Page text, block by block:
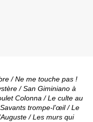
/ Ne me touche pas !
/ San Giminiano à
Colonna / Le culte au
trompe-l’œil / Le
/ Les murs qui